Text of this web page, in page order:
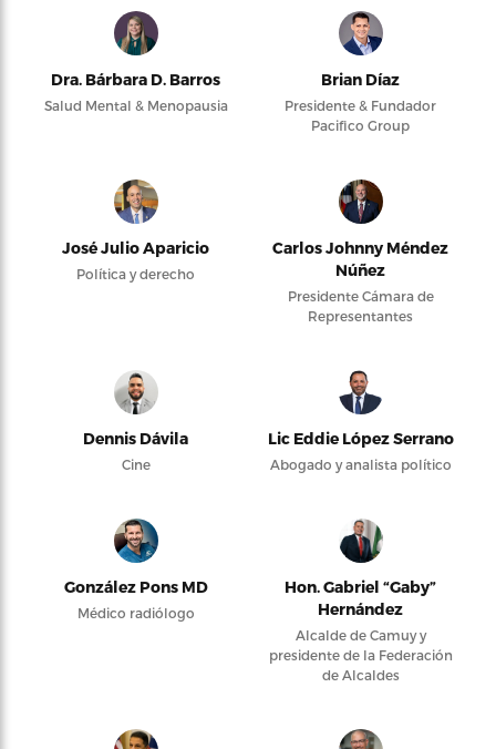
Dra. Bárbara D. Barros
Salud Mental & Menopausia
Brian Díaz
Presidente & Fundador
Pacifico Group
José Julio Aparicio
Política y derecho
Carlos Johnny Méndez
Núñez
Presidente Cámara de
Representantes
Dennis Dávila
Cine
Lic Eddie López Serrano
Abogado y analista político
González Pons MD
Médico radiólogo
Hon. Gabriel “Gaby”
Hernández
Alcalde de Camuy y
presidente de la Federación
de Alcaldes